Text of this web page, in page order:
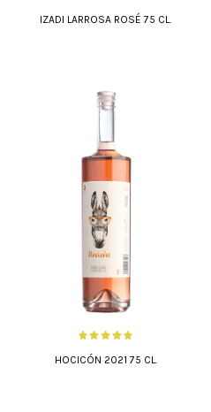
IZADI LARROSA ROSÉ 75 CL.
HOCICÓN 2021 75 CL.